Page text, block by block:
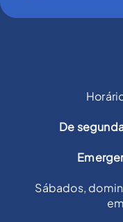
De
Sábados,